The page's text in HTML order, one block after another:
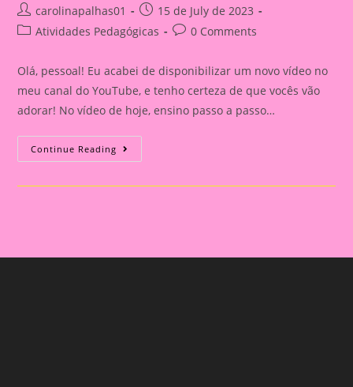
Post
author:
carolinapalhas01
Post
published:
15 de July de 2023
PostAtividades Pedagógicas
Post0 Comments
Olá, pessoal! Eu acabei de disponibilizar um novo vídeo no
meu canal do YouTube, e tenho certeza de que vocês vão
adorar! No vídeo de hoje, ensino passo a passo…
Continue Reading Descubra
A
Das
Cores